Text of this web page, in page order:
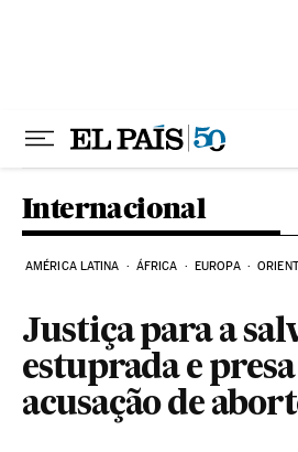
Internacional
AMÉRICA LATINA ÁFRICA EUROPA
Justiça para a
estuprada e
acusação de